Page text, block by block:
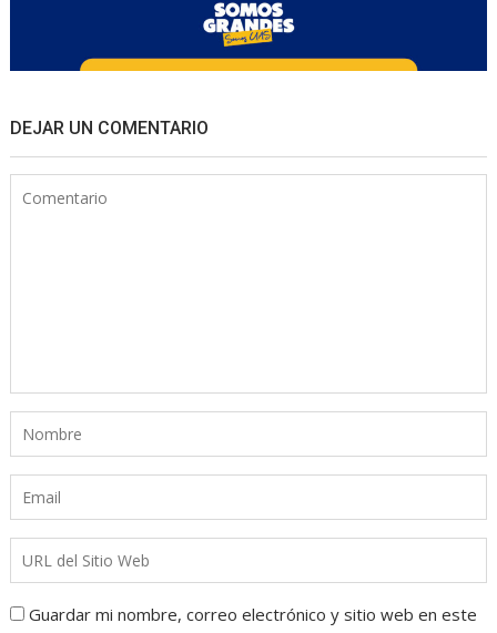
DEJAR UN COMENTARIO
Guardar mi nombre, correo electrónico y sitio web en este